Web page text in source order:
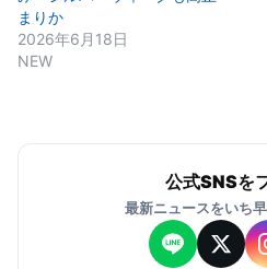
まりか
2026年6月18日
NEW
公式SNSを
最新ニュースをいち